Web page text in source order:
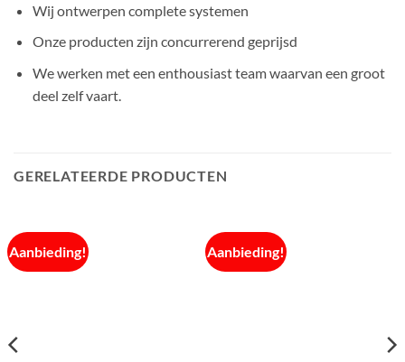
Wij ontwerpen complete systemen
Onze producten zijn concurrerend geprijsd
We werken met een enthousiast team waarvan een groot
deel zelf vaart.
GERELATEERDE PRODUCTEN
Aanbieding! Aanbieding!